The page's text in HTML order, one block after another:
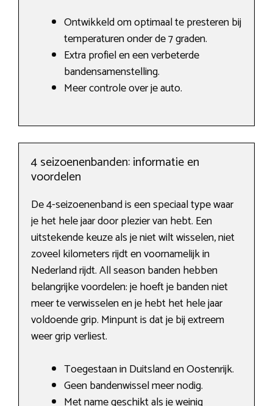
Ontwikkeld om optimaal te presteren bij
temperaturen onder de 7 graden.
Extra profiel en een verbeterde
bandensamenstelling.
Meer controle over je auto.
4 seizoenenbanden: informatie en
voordelen
De 4-seizoenenband is een speciaal type waar
je het hele jaar door plezier van hebt. Een
uitstekende keuze als je niet wilt wisselen, niet
zoveel kilometers rijdt en voornamelijk in
Nederland rijdt. All season banden hebben
belangrijke voordelen: je hoeft je banden niet
meer te verwisselen en je hebt het hele jaar
voldoende grip. Minpunt is dat je bij extreem
weer grip verliest.
Toegestaan in Duitsland en Oostenrijk.
Geen bandenwissel meer nodig.